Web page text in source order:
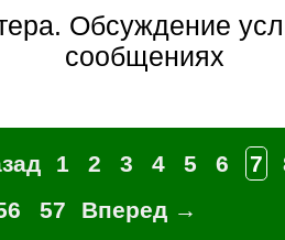
сообщениях
1 2 3 4 5 6 7
57 Вперед →